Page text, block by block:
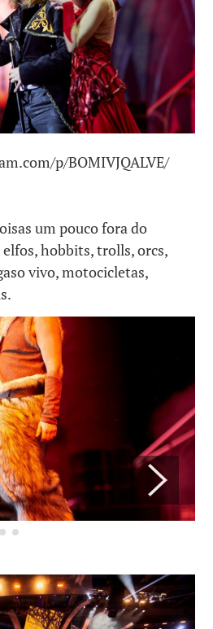
p/BOMIVJQALVE/
um pouco fora do
hobbits, trolls, orcs,
vivo, motocicletas,